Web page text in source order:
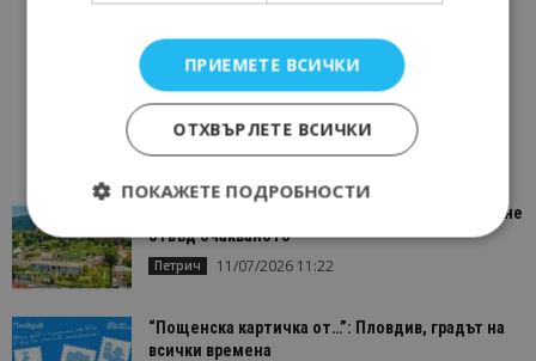
“Пощенска картичка от…”: Петрич – Изживяване
отвъд очакваното
Петрич 11/07/2026 11:22
“Пощенска картичка от…”: Пловдив, градът на
всички времена
ПРИЕМЕТЕ ВСИЧКИ
ОТХВЪРЛЕТЕ ВСИЧКИ
ПОКАЖЕТЕ ПОДРОБНОСТИ
Таргетиране
Функционалност